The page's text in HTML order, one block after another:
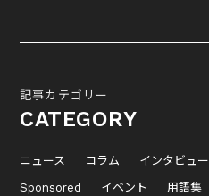
記事カテゴリー
CATEGORY
ニュース コラム インタビュー
Sponsored
イベント 用語集